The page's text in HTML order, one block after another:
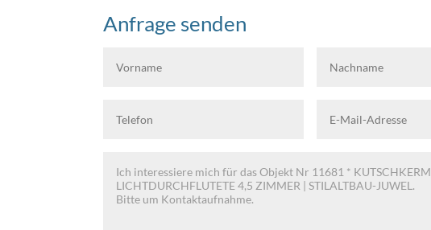
Anfrage senden